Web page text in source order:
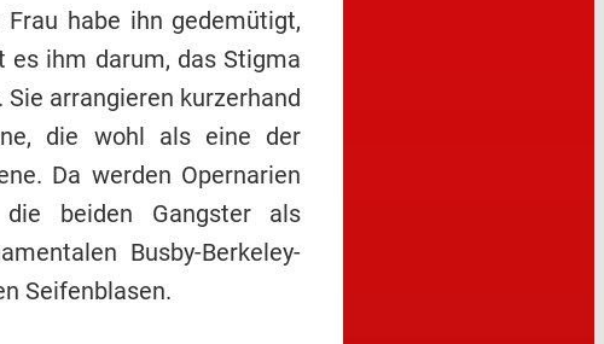
habe ihn gedemütigt,
es ihm darum, das Stigma
arrangieren kurzerhand
die wohl als eine der
Da werden Opernarien
beiden Gangster als
Busby-Berkeley-
Seifenblasen.